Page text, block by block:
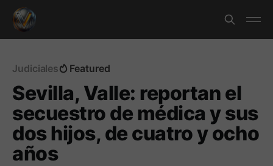
Judiciales Featured
Sevilla, Valle: reportan el
secuestro de médica y sus
dos hijos, de cuatro y ocho
años